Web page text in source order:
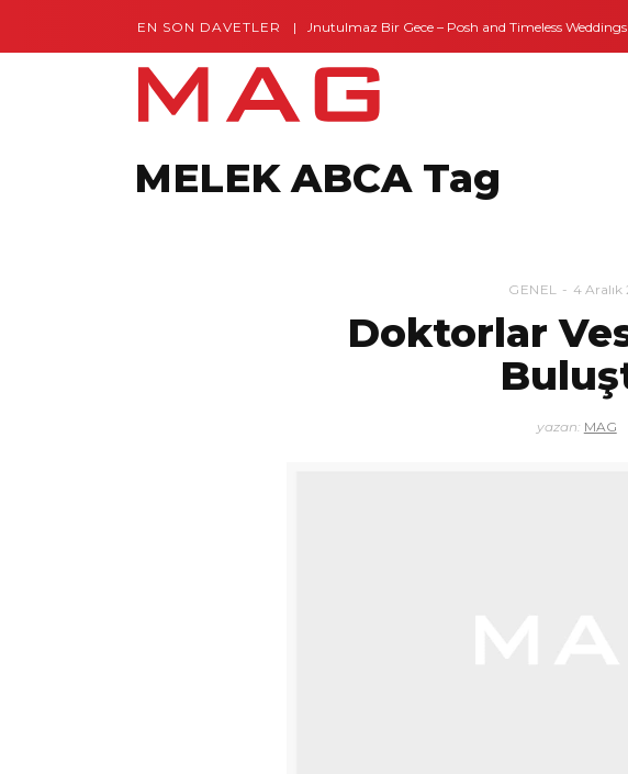
EN SON DAVETLER
Gaziantep’te Unutulmaz Bir Gece – Posh and Timeless Weddings
MELEK ABCA Tag
GENEL 4 Aralık
Doktorlar
yazan: MAG